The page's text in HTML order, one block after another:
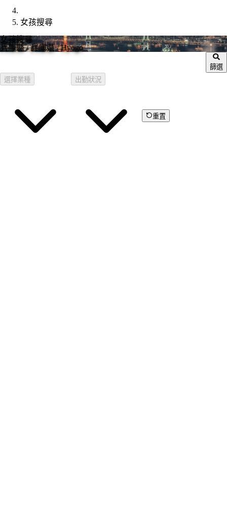
女孩搜尋
女孩搜尋
兵庫縣/ 兵庫県 / Hyogo
篩選
選擇業種
出勤狀況
重置